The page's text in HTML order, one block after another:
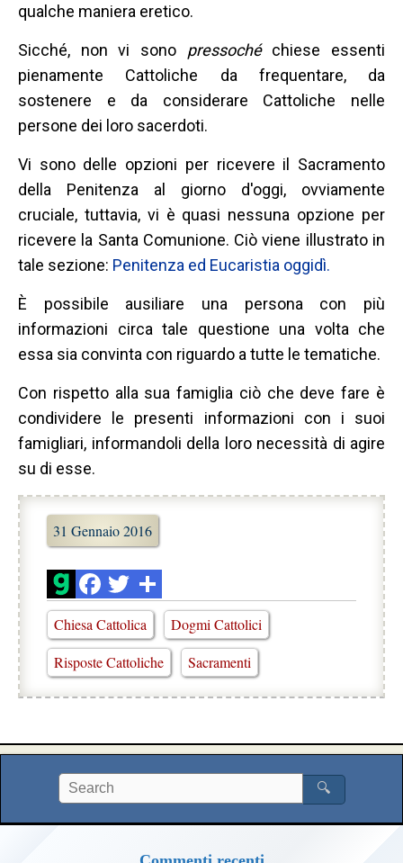
qualche maniera eretico.
Sicché, non vi sono pressochéchiese essenti
pienamente Cattoliche da frequentare, da
sostenere e da considerare Cattoliche nelle
persone dei loro sacerdoti.
Vi sono delle opzioni per ricevere il Sacramento
della Penitenza al giorno d'oggi, ovviamente
cruciale, tuttavia, vi è quasi nessuna opzione per
ricevere la Santa Comunione. Ciò viene illustrato in
tale sezione: Penitenza ed Eucaristia oggidì.
È possibile ausiliare una persona con più
informazioni circa tale questione una volta che
essa sia convinta con riguardo a tutte le tematiche.
Con rispetto alla sua famiglia ciò che deve fare è
condividere le presenti informazioni con i suoi
famigliari, informandoli della loro necessità di agire
su di esse.
31 Gennaio 2016
Chiesa Cattolica
Dogmi Cattolici
Risposte Cattoliche
Sacramenti
🔍